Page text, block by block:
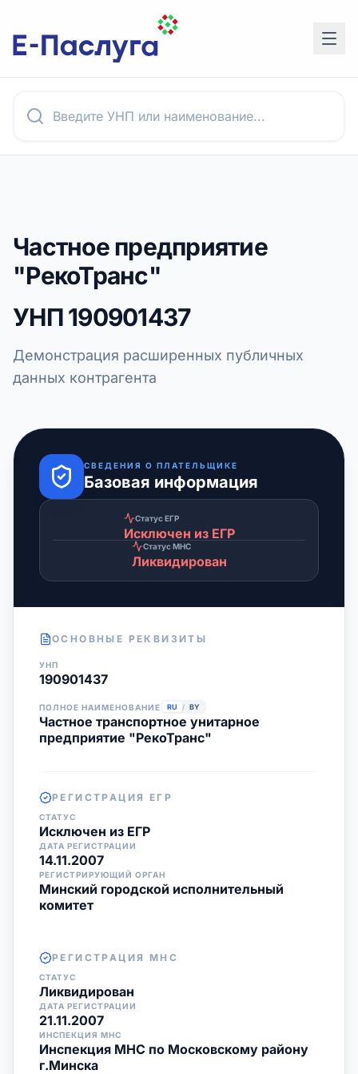
Частное предприятие
"РекоТранс"
УНП190901437
Демонстрация расширенных публичных
данных контрагента
СВЕДЕНИЯ О ПЛАТЕЛЬЩИКЕ
Базовая информация
Статус ЕГР
Исключен из ЕГР
Статус МНС
Ликвидирован
ОСНОВНЫЕ РЕКВИЗИТЫ
УНП
190901437
ПОЛНОЕ НАИМЕНОВАНИЕ RU / BY
Частное транспортное унитарное
предприятие "РекоТранс"
РЕГИСТРАЦИЯ ЕГР
СТАТУС
Исключен из ЕГР
ДАТА РЕГИСТРАЦИИ
14.11.2007
РЕГИСТРИРУЮЩИЙ ОРГАН
Минский городской исполнительный
комитет
РЕГИСТРАЦИЯ МНС
СТАТУС
Ликвидирован
ДАТА РЕГИСТРАЦИИ
21.11.2007
ИНСПЕКЦИЯ МНС
Инспекция МНС по Московскому району
г.Минска